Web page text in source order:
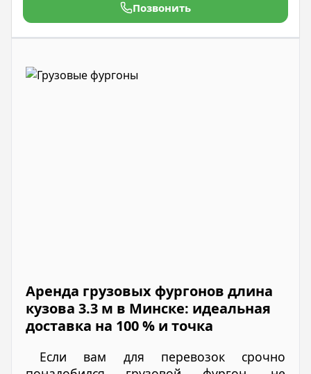
Позвонить
Аренда грузовых фургонов длина
кузова 3.3 м в Минске: идеальная
доставка на 100 % и точка
Если вам для перевозок срочно